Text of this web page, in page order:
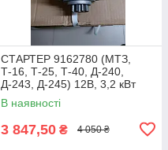
СТАРТЕР 9162780 (МТЗ,
Т-16, Т-25, Т-40, Д-240,
Д-243, Д-245) 12В, 3,2 кВт
В наявності
3 847,50 ₴ 4 050 ₴